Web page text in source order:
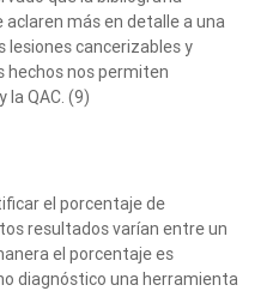
más en detalle a una
lesiones cancerizables y
hechos nos permiten
la QAC. (9)
el porcentaje de
resultados varían entre un
el porcentaje es
diagnóstico una herramienta